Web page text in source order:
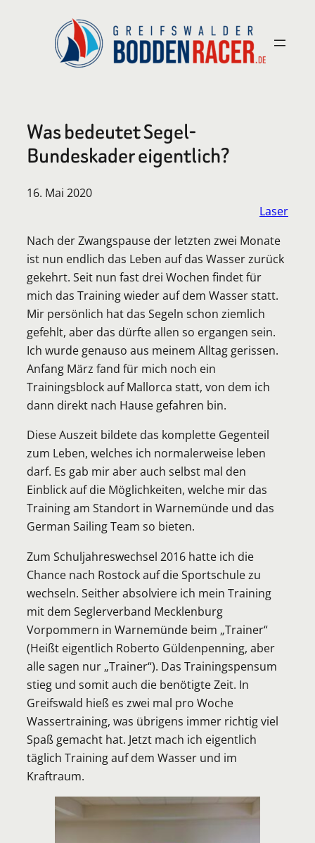
Was bedeutet Segel-
Bundeskader eigentlich?
16. Mai 2020
Laser
Nach der Zwangspause der letzten zwei Monate
ist nun endlich das Leben auf das Wasser zurück
gekehrt. Seit nun fast drei Wochen findet für
mich das Training wieder auf dem Wasser statt.
Mir persönlich hat das Segeln schon ziemlich
gefehlt, aber das dürfte allen so ergangen sein.
Ich wurde genauso aus meinem Alltag gerissen.
Anfang März fand für mich noch ein
Trainingsblock auf Mallorca statt, von dem ich
dann direkt nach Hause gefahren bin.
Diese Auszeit bildete das komplette Gegenteil
zum Leben, welches ich normalerweise leben
darf. Es gab mir aber auch selbst mal den
Einblick auf die Möglichkeiten, welche mir das
Training am Standort in Warnemünde und das
German Sailing Team so bieten.
Zum Schuljahreswechsel 2016 hatte ich die
Chance nach Rostock auf die Sportschule zu
wechseln. Seither absolviere ich mein Training
mit dem Seglerverband Mecklenburg
Vorpommern in Warnemünde beim „Trainer“
(Heißt eigentlich Roberto Güldenpenning, aber
alle sagen nur „Trainer“). Das Trainingspensum
stieg und somit auch die benötigte Zeit. In
Greifswald hieß es zwei mal pro Woche
Wassertraining, was übrigens immer richtig viel
Spaß gemacht hat. Jetzt mach ich eigentlich
täglich Training auf dem Wasser und im
Kraftraum.